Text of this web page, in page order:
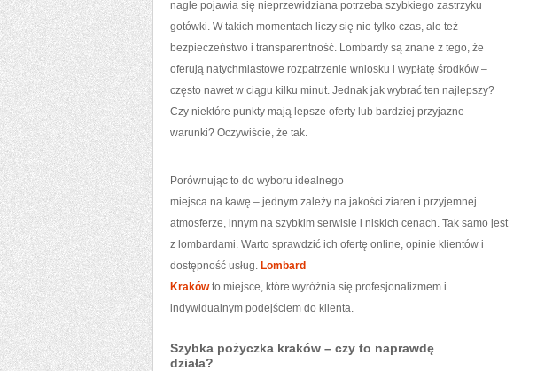
nagle pojawia się nieprzewidziana potrzeba szybkiego zastrzyku
gotówki. W takich momentach liczy się nie tylko czas, ale też
bezpieczeństwo i transparentność. Lombardy są znane z tego, że
oferują natychmiastowe rozpatrzenie wniosku i wypłatę środków –
często nawet w ciągu kilku minut. Jednak jak wybrać ten najlepszy?
Czy niektóre punkty mają lepsze oferty lub bardziej przyjazne
warunki? Oczywiście, że tak.
Porównując to do wyboru idealnego
miejsca na kawę – jednym zależy na jakości ziaren i przyjemnej
atmosferze, innym na szybkim serwisie i niskich cenach. Tak samo jest
z lombardami. Warto sprawdzić ich ofertę online, opinie klientów i
dostępność usług. Lombard
Krakówto miejsce, które wyróżnia się profesjonalizmem i
indywidualnym podejściem do klienta.
Szybka pożyczka kraków – czy to naprawdę
działa?